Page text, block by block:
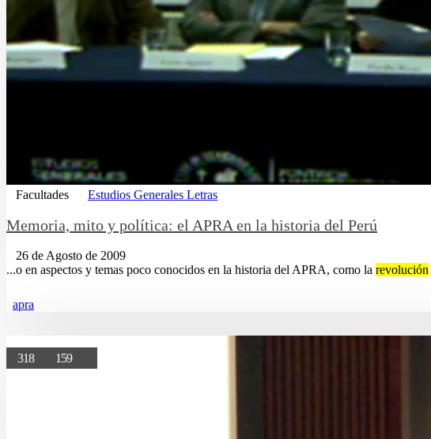
Facultades Estudios Generales Letras
Memoria, mito y política: el APRA en la historia del Perú
26 de Agosto de 2009
...o en aspectos y temas poco conocidos en la historia del APRA, como la revolución
apra
318 159